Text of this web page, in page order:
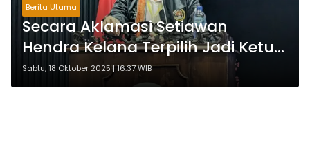
Berita Utama
Secara Aklamasi Setiawan
Hendra Kelana Terpilih Jadi Ketua
PWI Jawa Tengah Periode 2025-
2030
Sabtu, 18 Oktober 2025 | 16:37 WIB